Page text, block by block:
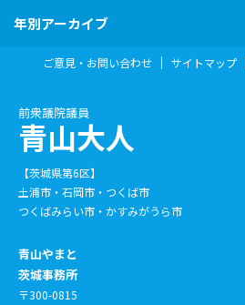
年別アーカイブ
前衆議院議員
青山大人
【茨城県第6区】
土浦市・石岡市・つくば市
つくばみらい市・かすみがうら市
青山やまと
茨城事務所
〒300-0815
ご意見・お問い合わせ サイトマップ